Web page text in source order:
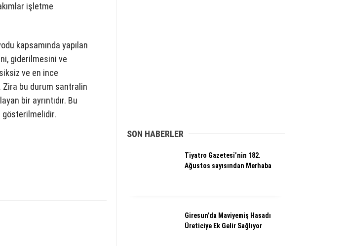
işletme
kapsamında yapılan
giderilmesini ve
ve en ince
Zira bu durum santralin
bir ayrıntıdır. Bu
gösterilmelidir.
SON HABERLER
Tiyatro Gazetesi’nin 182.
Ağustos sayısından Merhaba
Giresun’da Maviyemiş Hasadı
Üreticiye Ek Gelir Sağlıyor